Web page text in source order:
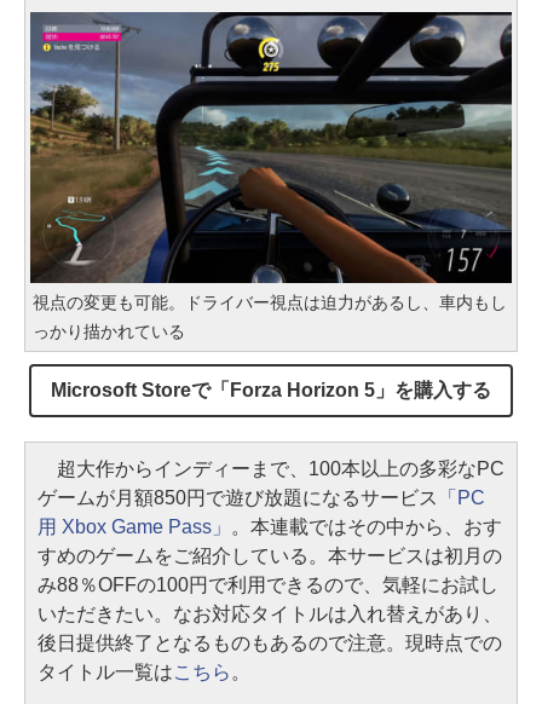
視点の変更も可能。ドライバー視点は迫力があるし、車内もし
っかり描かれている
Microsoft Storeで「Forza Horizon 5」を購入する
超大作からインディーまで、100本以上の多彩なPC
ゲームが月額850円で遊び放題になるサービス
「PC
用 Xbox Game Pass」 。本連載ではその中から、おす
すめのゲームをご紹介している。本サービスは初月の
み88％OFFの100円で利用できるので、気軽にお試し
いただきたい。なお対応タイトルは入れ替えがあり、
後日提供終了となるものもあるので注意。現時点での
タイトル一覧はこちら。